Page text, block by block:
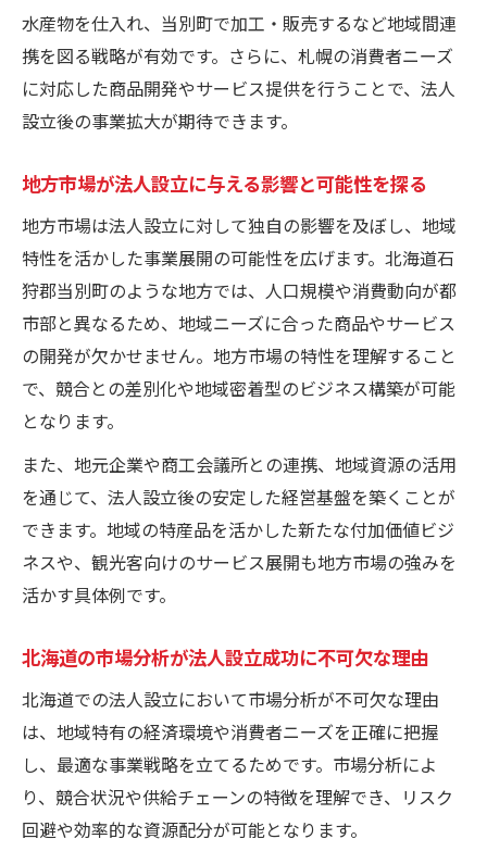
法人設立における当別町の産業支援体制の
特徴
市場環境が法人設立後の発展に与える好影
響
ド力
法人設立後の販路拡大に役立つ市場知見とは
法人設立後に活かすべき販路拡大の市場知
見
観光客向けビジネス展開で法人設立を強化
法人設立後のEC・通販販路構築の実践ポイ
ント
市場流通を利用した法人設立後の成長戦略
法人設立と連動する物流・配送スキームの
最適化
水産物を仕入れ、当別町で加工・販売するなど地域間連
携を図る戦略が有効です。さらに、札幌の消費者ニーズ
に対応した商品開発やサービス提供を行うことで、法人
設立後の事業拡大が期待できます。
地方市場が法人設立に与える影響と可能性を探る
地方市場は法人設立に対して独自の影響を及ぼし、地域
特性を活かした事業展開の可能性を広げます。北海道石
狩郡当別町のような地方では、人口規模や消費動向が都
市部と異なるため、地域ニーズに合った商品やサービス
の開発が欠かせません。地方市場の特性を理解すること
で、競合との差別化や地域密着型のビジネス構築が可能
となります。
また、地元企業や商工会議所との連携、地域資源の活用
を通じて、法人設立後の安定した経営基盤を築くことが
できます。地域の特産品を活かした新たな付加価値ビジ
ネスや、観光客向けのサービス展開も地方市場の強みを
活かす具体例です。
北海道の市場分析が法人設立成功に不可欠な理由
北海道での法人設立において市場分析が不可欠な理由
は、地域特有の経済環境や消費者ニーズを正確に把握
し、最適な事業戦略を立てるためです。市場分析によ
り、競合状況や供給チェーンの特徴を理解でき、リスク
回避や効率的な資源配分が可能となります。